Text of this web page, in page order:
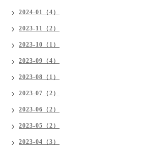
2024-01（4）
2023-11（2）
2023-10（1）
2023-09（4）
2023-08（1）
2023-07（2）
2023-06（2）
2023-05（2）
2023-04（3）